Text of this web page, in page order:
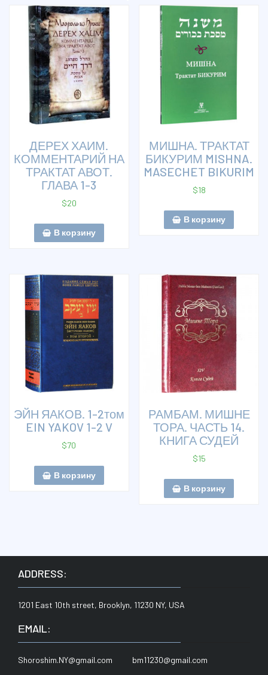
ДЕРЕХ ХАИМ.
КОММЕНТАРИЙ НА
ТРАКТАТ АВОТ.
ГЛАВА 1-3
$20
В корзину
МИШНА. ТРАКТАТ
БИКУРИМ MISHNA.
MASECHET BIKURIM
$18
В корзину
ЭЙН ЯАКОВ. 1-2том
EIN YAKOV 1-2 V
$70
В корзину
РАМБАМ. МИШНЕ
ТОРА. ЧАСТЬ 14.
КНИГА СУДЕЙ
$15
В корзину
ADDRESS:
1201 East 10th street, Brooklyn, 11230 NY, USA
ЕMAIL:
Shoroshim.NY@gmail.com bm11230@gmail.com